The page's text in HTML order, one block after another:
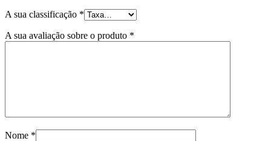
A sua classificação *
A sua avaliação sobre o produto *
Nome *